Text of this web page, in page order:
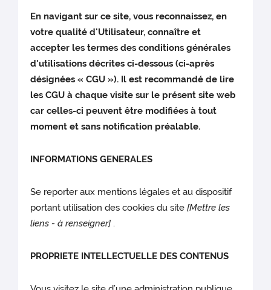
En navigant sur ce site, vous reconnaissez, en
votre qualité d'Utilisateur, connaître et
accepter les termes des conditions générales
d'utilisations décrites ci-dessous (ci-après
désignées « CGU »). Il est recommandé de lire
les CGU à chaque visite sur le présent site web
car celles-ci peuvent être modifiées à tout
moment et sans notification préalable.
INFORMATIONS GENERALES
Se reporter aux mentions légales et au dispositif
portant utilisation des cookies du site[Mettre les
liens - à renseigner] .
PROPRIETE INTELLECTUELLE DES CONTENUS